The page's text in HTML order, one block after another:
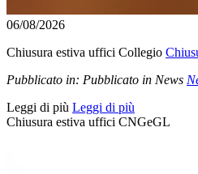
06/08/2026
Chiusura estiva uffici Collegio
Pubblicato in: Pubblicato in News
Leggi di più Leggi di più
Chiusura estiva uffici CNGeGL